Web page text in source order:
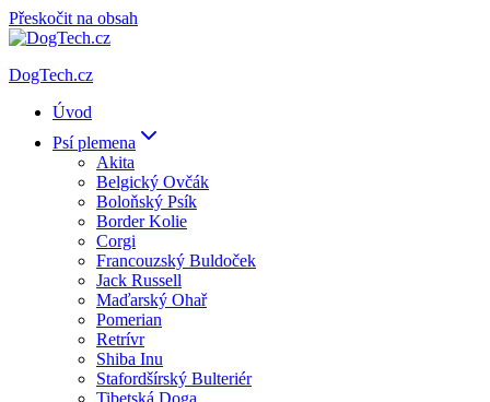
Přeskočit na obsah
DogTech.cz
Úvod
Psí plemena
Akita
Belgický Ovčák
Boloňský Psík
Border Kolie
Corgi
Francouzský Buldoček
Jack Russell
Maďarský Ohař
Pomerian
Retrívr
Shiba Inu
Stafordšírský Bulteriér
Tibetská Doga